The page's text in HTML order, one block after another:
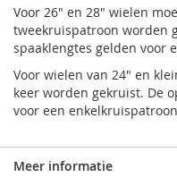
Voor 26" en 28" wielen
tweekruispatroon worden
spaaklengtes gelden voor
Voor wielen van 24" en
keer worden gekruist. De
voor een
Meer informatie